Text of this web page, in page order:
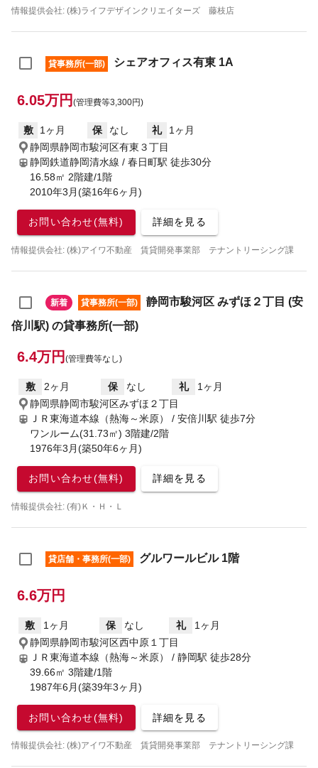
情報提供会社: (株)ライフデザインクリエイターズ 藤枝店
貸事務所(一部) シェアオフィス有東 1A
6.05万円 (管理費等3,300円)
敷 1ヶ月 保 なし 礼
1ヶ月
静岡県静岡市駿河区有東３丁目
静岡鉄道静岡清水線 / 春日町駅 徒歩30分
16.58㎡ 2階建/1階
2010年3月(築16年6ヶ月)
お問い合わせ(無料) 詳細を見る
情報提供会社: (株)アイワ不動産 賃貸開発事業部 テナントリーシング課
新着 貸事務所(一部)
静岡市駿河区 みずほ２丁目 (安
倍川駅) の貸事務所(一部)
6.4万円 (管理費等なし)
敷 2ヶ月 保 なし 礼
1ヶ月
静岡県静岡市駿河区みずほ２丁目
ＪＲ東海道本線（熱海～米原） / 安倍川駅 徒歩7分
ワンルーム(31.73㎡) 3階建/2階
1976年3月(築50年6ヶ月)
お問い合わせ(無料) 詳細を見る
情報提供会社: (有)Ｋ・Ｈ・Ｌ
貸店舗・事務所(一部) グルワールビル 1階
6.6万円
敷 1ヶ月 保 なし 礼
1ヶ月
静岡県静岡市駿河区西中原１丁目
ＪＲ東海道本線（熱海～米原） / 静岡駅 徒歩28分
39.66㎡ 3階建/1階
1987年6月(築39年3ヶ月)
お問い合わせ(無料) 詳細を見る
情報提供会社: (株)アイワ不動産 賃貸開発事業部 テナントリーシング課